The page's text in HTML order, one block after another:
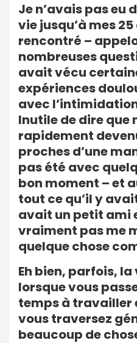
Je n’avais pas eu
vie jusqu’à mes
rencontré –
nombreuses
avait vécu
expériences
avec
Inutile de dire que
rapidement
proches d’une
pas été avec
bon moment – et
tout ce qu’il y
avait un petit ami
vraiment pas me
quelque chose
Eh bien, parfois,
lorsque vous
temps à travailler
vous traversez
beaucoup de